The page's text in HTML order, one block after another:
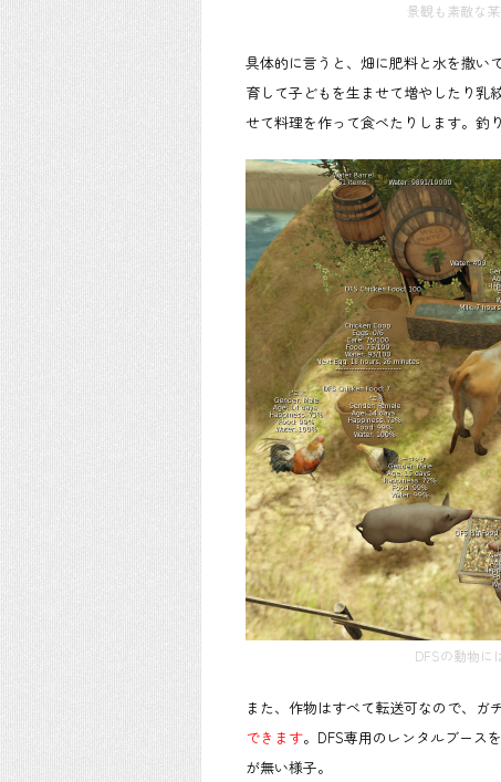
景観も素敵な
具体的に言うと、畑に肥料と水を撒い
育して子どもを生ませて増やしたり乳
せて料理を作って食べたりします。釣
DFSの動物に
また、作物はすべて転送可なので、ガ
できます。DFS専用のレンタルブース
が無い様子。